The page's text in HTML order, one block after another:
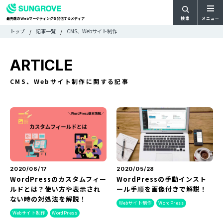
最先端のWebマーケティングを発信するメディア 検索 メニュー
ュ
ー
CATEGORY
カテゴリで探す
TAG
ライターで探す
FEATURE
特集
MOVIE
動画
DOCUMENT
お役立ち資料
お問い合わせ
広告掲載に関するお問い合わせ
検
検
トップ 記事一覧 CMS、Webサイト制作
ARTICLE
CMS、Webサイト制作に関する記事
2020/06/17
WordPressのカスタムフィー
ルドとは？使い方や表示され
ない時の対処法を解説！
Webサイト制作 WordPress
2020/05/28
WordPressの手動インスト
ール手順を画像付きで解説！
Webサイト制作 WordPress